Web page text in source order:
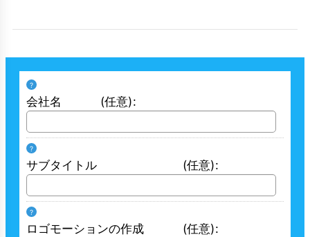
?
会社名 (任意):
?
サブタイトル (任意):
?
ロゴモーションの作成 (任意):